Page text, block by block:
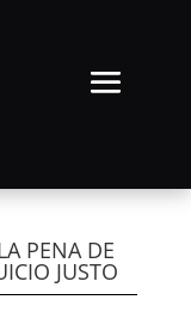
PENA DE
JUSTO